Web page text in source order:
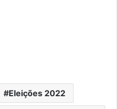
Eleições 2022